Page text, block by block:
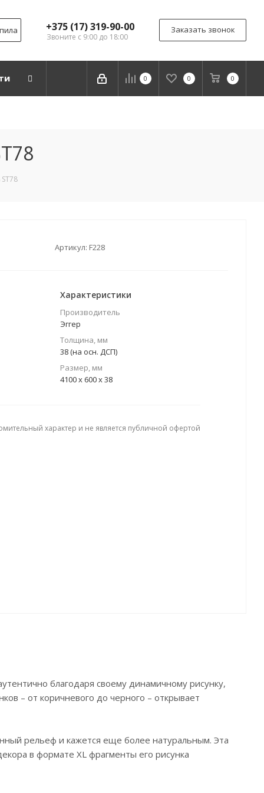
+375 (17) 319-90-00
Звоните с 9:00 до 18:00
Заказать звонок
0 0 0
Артикул: F228
Характеристики
Производитель
Эггер
Толщина, мм
38 (на осн. ДСП)
Размер, мм
4100 х 600 х 38
характер и не является публичной офертой
благодаря своему динамичному рисунку,
– от коричневого до черного – открывает
рельеф и кажется еще более натуральным. Эта
в формате XL фрагменты его рисунка